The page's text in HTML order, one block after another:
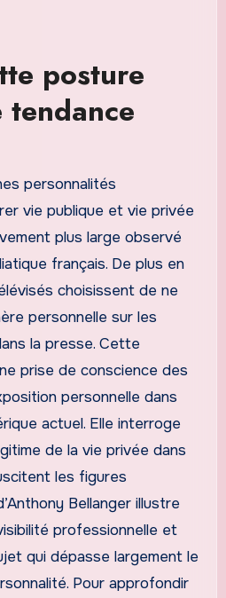
posture
personnalités
vie publique et vie privée
plus large observé
français. De plus en
choisissent de ne
personnelle sur les
la presse. Cette
prise de conscience des
personnelle dans
actuel. Elle interroge
de la vie privée dans
les figures
Bellanger illustre
professionnelle et
qui dépasse largement le
Pour approfondir